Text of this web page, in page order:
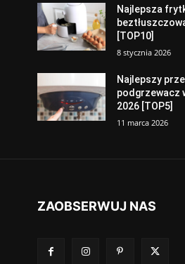
Najlepsza
[TOP10]
8 stycznia 2026
Najlepszy
podgrzewacz
2026 [TOP5]
11 marca 2026
ZAOBSERWUJ NAS